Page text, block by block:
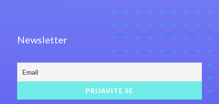
Newsletter